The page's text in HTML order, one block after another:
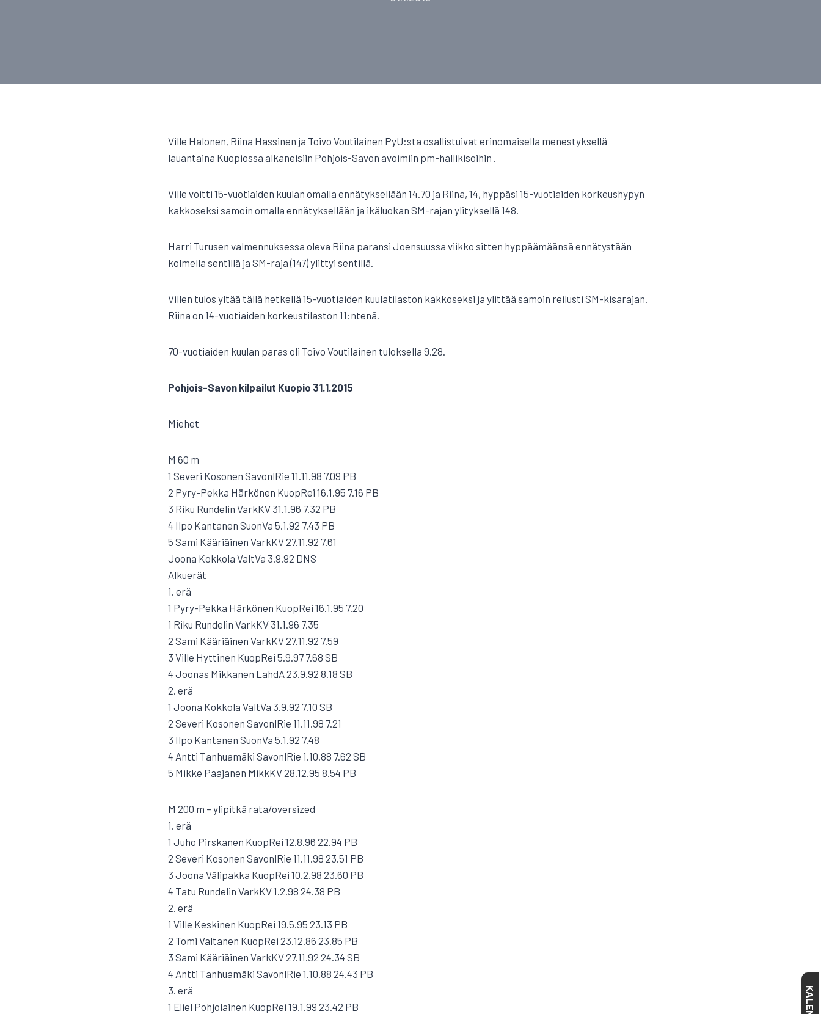
Ville Halonen, Riina Hassinen ja Toivo Voutilainen PyU:sta osallistuivat erinomaisella menestyksellä
lauantaina Kuopiossa alkaneisiin Pohjois-Savon avoimiin pm-hallikisoihin .
Ville voitti 15-vuotiaiden kuulan omalla ennätyksellään 14.70 ja Riina, 14, hyppäsi 15-vuotiaiden korkeushypyn
kakkoseksi samoin omalla ennätyksellään ja ikäluokan SM-rajan ylityksellä 148.
Harri Turusen valmennuksessa oleva Riina paransi Joensuussa viikko sitten hyppäämäänsä ennätystään
kolmella sentillä ja SM-raja (147) ylittyi sentillä.
Villen tulos yltää tällä hetkellä 15-vuotiaiden kuulatilaston kakkoseksi ja ylittää samoin reilusti SM-kisarajan.
Riina on 14-vuotiaiden korkeustilaston 11:ntenä.
70-vuotiaiden kuulan paras oli Toivo Voutilainen tuloksella 9.28.
Pohjois-Savon kilpailut Kuopio 31.1.2015
Miehet
M 60 m
1 Severi Kosonen SavonlRie 11.11.98 7.09 PB
2 Pyry-Pekka Härkönen KuopRei 16.1.95 7.16 PB
3 Riku Rundelin VarkKV 31.1.96 7.32 PB
4 Ilpo Kantanen SuonVa 5.1.92 7.43 PB
5 Sami Kääriäinen VarkKV 27.11.92 7.61
Joona Kokkola ValtVa 3.9.92 DNS
Alkuerät
1. erä
1 Pyry-Pekka Härkönen KuopRei 16.1.95 7.20
1 Riku Rundelin VarkKV 31.1.96 7.35
2 Sami Kääriäinen VarkKV 27.11.92 7.59
3 Ville Hyttinen KuopRei 5.9.97 7.68 SB
4 Joonas Mikkanen LahdA 23.9.92 8.18 SB
2. erä
1 Joona Kokkola ValtVa 3.9.92 7.10 SB
2 Severi Kosonen SavonlRie 11.11.98 7.21
3 Ilpo Kantanen SuonVa 5.1.92 7.48
4 Antti Tanhuamäki SavonlRie 1.10.88 7.62 SB
5 Mikke Paajanen MikkKV 28.12.95 8.54 PB
M 200 m – ylipitkä rata/oversized
1. erä
1 Juho Pirskanen KuopRei 12.8.96 22.94 PB
2 Severi Kosonen SavonlRie 11.11.98 23.51 PB
3 Joona Välipakka KuopRei 10.2.98 23.60 PB
4 Tatu Rundelin VarkKV 1.2.98 24.38 PB
2. erä
1 Ville Keskinen KuopRei 19.5.95 23.13 PB
2 Tomi Valtanen KuopRei 23.12.86 23.85 PB
3 Sami Kääriäinen VarkKV 27.11.92 24.34 SB
4 Antti Tanhuamäki SavonlRie 1.10.88 24.43 PB
3. erä
1 Eliel Pohjolainen KuopRei 19.1.99 23.42 PB